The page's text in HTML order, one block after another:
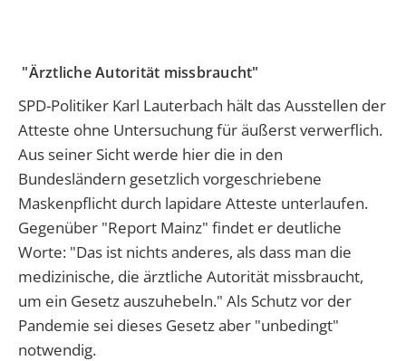
"Ärztliche Autorität missbraucht"
SPD-Politiker Karl Lauterbach hält das Ausstellen der
Atteste ohne Untersuchung für äußerst verwerflich.
Aus seiner Sicht werde hier die in den
Bundesländern gesetzlich vorgeschriebene
Maskenpflicht durch lapidare Atteste unterlaufen.
Gegenüber "Report Mainz" findet er deutliche
Worte: "Das ist nichts anderes, als dass man die
medizinische, die ärztliche Autorität missbraucht,
um ein Gesetz auszuhebeln." Als Schutz vor der
Pandemie sei dieses Gesetz aber "unbedingt"
notwendig.